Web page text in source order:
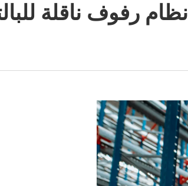
رفوف ناقلة